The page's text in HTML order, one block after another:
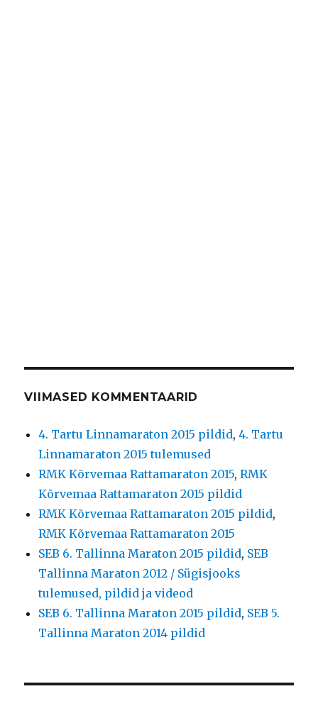
VIIMASED KOMMENTAARID
4. Tartu Linnamaraton 2015 pildid,4. Tartu
Linnamaraton 2015 tulemused
RMK Kõrvemaa Rattamaraton 2015,RMK
Kõrvemaa Rattamaraton 2015 pildid
RMK Kõrvemaa Rattamaraton 2015 pildid,
RMK Kõrvemaa Rattamaraton 2015
SEB 6. Tallinna Maraton 2015 pildid, SEB
Tallinna Maraton 2012 / Sügisjooks
tulemused, pildid ja videod
SEB 6. Tallinna Maraton 2015 pildid, SEB 5.
Tallinna Maraton 2014 pildid